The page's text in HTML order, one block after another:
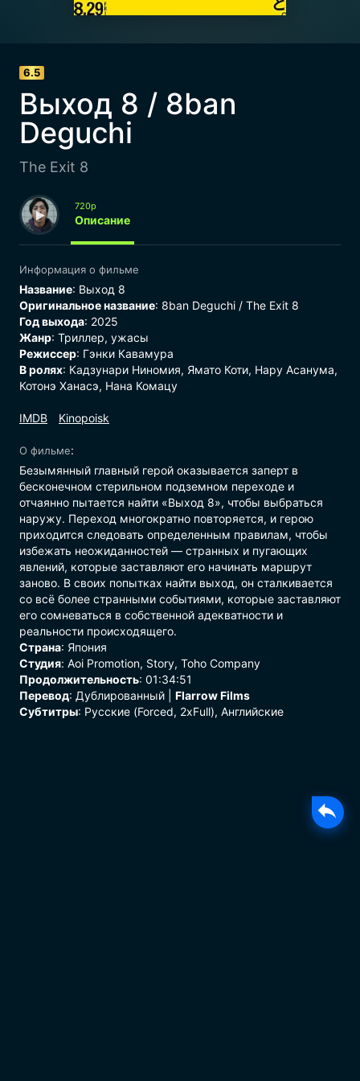
6.5
Выход 8 / 8ban
Deguchi
The Exit 8
720p
Описание
Информация о фильме
Название: Выход 8
Оригинальное название: 8ban Deguchi / The Exit 8
Год выхода: 2025
Жанр: Триллер, ужасы
Режиссер: Гэнки Кавамура
В ролях: Кадзунари Ниномия, Ямато Коти, Нару Асанума,
Котонэ Ханасэ, Нана Комацу
О фильме:
Безымянный главный герой оказывается заперт в
бесконечном стерильном подземном переходе и
отчаянно пытается найти «Выход 8», чтобы выбраться
наружу. Переход многократно повторяется, и герою
приходится следовать определенным правилам, чтобы
избежать неожиданностей — странных и пугающих
явлений, которые заставляют его начинать маршрут
заново. В своих попытках найти выход, он сталкивается
со всё более странными событиями, которые заставляют
его сомневаться в собственной адекватности и
реальности происходящего.
Страна: Япония
Студия: Aoi Promotion, Story, Toho Company
Продолжительность: 01:34:51
Перевод: Дублированный | Flarrow Films
Субтитры: Русские (Forced, 2xFull), Английские